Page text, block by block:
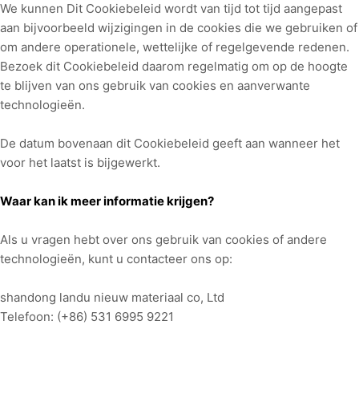
We kunnen Dit Cookiebeleid wordt van tijd tot tijd aangepast
aan bijvoorbeeld wijzigingen in de cookies die we gebruiken of
om andere operationele, wettelijke of regelgevende redenen.
Bezoek dit Cookiebeleid daarom regelmatig om op de hoogte
te blijven van ons gebruik van cookies en aanverwante
technologieën.
De datum bovenaan dit Cookiebeleid geeft aan wanneer het
voor het laatst is bijgewerkt.
Waar kan ik meer informatie krijgen?
Als u vragen hebt over ons gebruik van cookies of andere
technologieën, kunt u contacteer ons op:
shandong landu nieuw materiaal co, Ltd
Telefoon: (+86) 531 6995 9221